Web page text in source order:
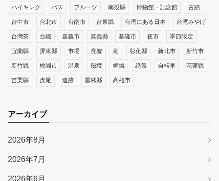
ハイキング バス フルーツ 南投縣 博物館・記念館 古蹟
台中市 台北市 台南市 台東縣 台湾にある日本 台湾みやげ
台灣茶 台鐵 嘉義市 嘉義縣 基隆市 夜市 季節限定
宜蘭縣 屏東縣 市場 廃墟 廟 彰化縣 新北市 新竹市
新竹縣 桃園市 温泉 秘境 糖鐵 絶景 自転車 花蓮縣
苗栗縣 虎尾 遺跡 雲林縣 高雄市
アーカイブ
2026年8月
2026年7月
2026年6月